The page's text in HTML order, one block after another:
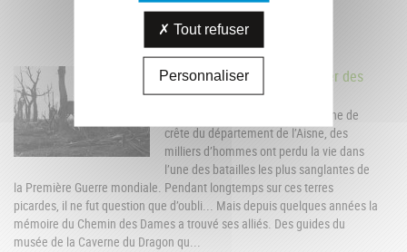
ARTICLESLIÉS
Chemin des Dames, le sentier des
sacrifiés
Il y a cent ans, le long de cette ligne de
crête du département de l’Aisne, des
milliers d’hommes ont perdu la vie dans
l’une des batailles les plus sanglantes de
la Première Guerre mondiale. Pendant longtemps sur ces terres
picardes, il ne fut question que d’oubli... Mais depuis quelques années la
mémoire du Chemin des Dames a trouvé ses alliés. Des guides du
musée de la Caverne du Dragon qu...
Tout refuser
Personnaliser